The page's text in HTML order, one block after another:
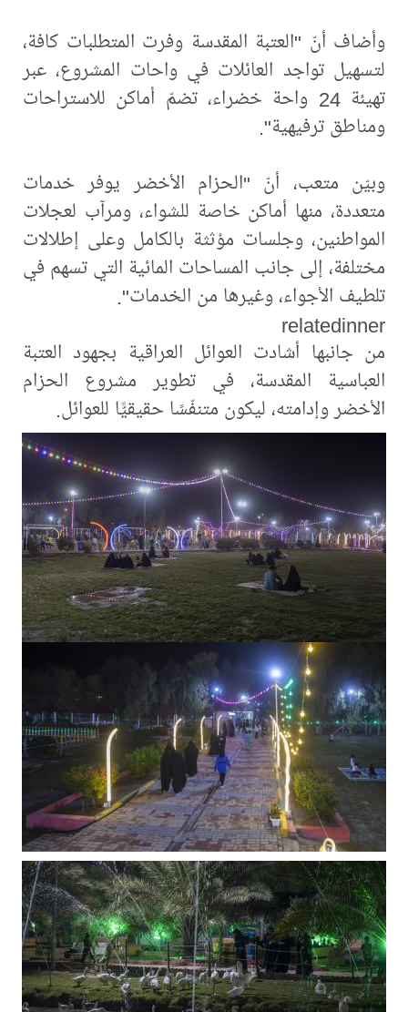
وأضاف أنّ "العتبة المقدسة وفرت المتطلبات كافة،
لتسهيل تواجد العائلات في واحات المشروع، عبر
تهيئة 24 واحة خضراء، تضمّ أماكن للاستراحات
ومناطق ترفيهية".
وبيّن متعب، أنّ "الحزام الأخضر يوفر خدمات
متعددة، منها أماكن خاصة للشواء، ومرآب لعجلات
المواطنين، وجلسات مؤثثة بالكامل وعلى إطلالات
مختلفة، إلى جانب المساحات المائية التي تسهم في
تلطيف الأجواء، وغيرها من الخدمات".
relatedinner
من جانبها أشادت العوائل العراقية بجهود العتبة
العباسية المقدسة، في تطوير مشروع الحزام
الأخضر وإدامته، ليكون متنفّسًا حقيقيًّا للعوائل.